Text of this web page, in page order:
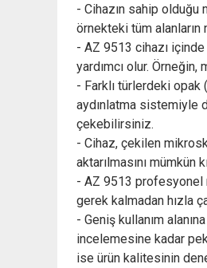
- Cihazın sahip
örnekteki tüm
- AZ 9513 cihazı
yardımcı olur.
- Farklı türlerdeki opak
aydınlatma sistemiyle
çekebilirsiniz.
- Cihaz, çekilen
aktarılmasını
- AZ 9513 profesyonel
gerek kalmadan hızla
- Geniş kullanım
incelemesine kadar
ise ürün kalitesinin